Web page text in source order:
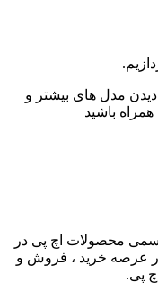
دیدن مدل های بیشتر و
همراه باشید
محصولات اچ پی در
در عرصه خرید ، فروش و
پی.